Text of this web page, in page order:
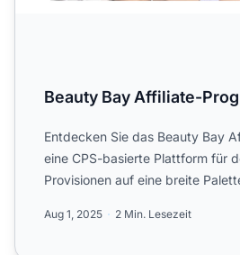
Beauty Bay Affiliate-
Entdecken Sie das Beauty Bay
eine CPS-basierte Plattform für
Provisionen auf eine breite
Aug 1, 2025 2 Min. Lesezeit